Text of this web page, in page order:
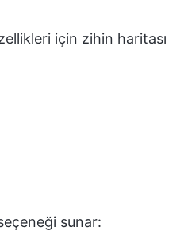
için zihin haritası
sunar: